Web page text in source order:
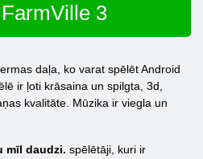
3
daļa, ko varat spēlēt Android
ir ļoti krāsaina un spilgta, 3d,
kvalitāte. Mūzika ir viegla un
mīl daudzi. spēlētāji, kuri ir